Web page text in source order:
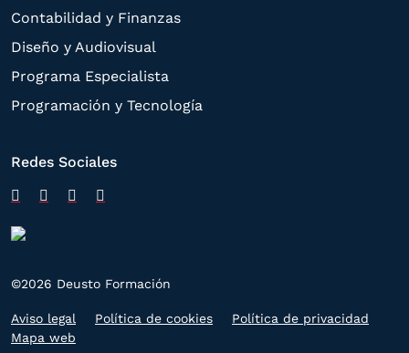
Contabilidad y Finanzas
Diseño y Audiovisual
Programa Especialista
Programación y Tecnología
Redes Sociales
©2026 Deusto Formación
Aviso legal Política de cookies
Política de privacidad
Mapa web